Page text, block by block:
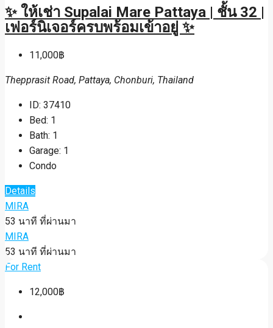
✨ ให้เช่า Supalai Mare Pattaya | ชั้น 32 |
เฟอร์นิเจอร์ครบพร้อมเข้าอยู่ ✨
11,000฿
Thepprasit Road, Pattaya, Chonburi, Thailand
ID: 37410
Bed: 1
Bath: 1
Garage: 1
Condo
Details
MIRA
53 นาที ที่ผ่านมา
MIRA
53 นาที ที่ผ่านมา
For Rent
12,000฿